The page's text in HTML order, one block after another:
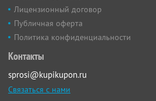
Лицензионный договор
Публичная оферта
Политика конфиденциальности
Контакты
sprosi@kupikupon.ru
Связаться с нами